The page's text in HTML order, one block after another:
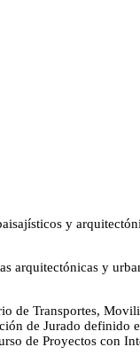
y
arquitectónicas y
de Transportes,
de Jurado definido
de Proyectos con